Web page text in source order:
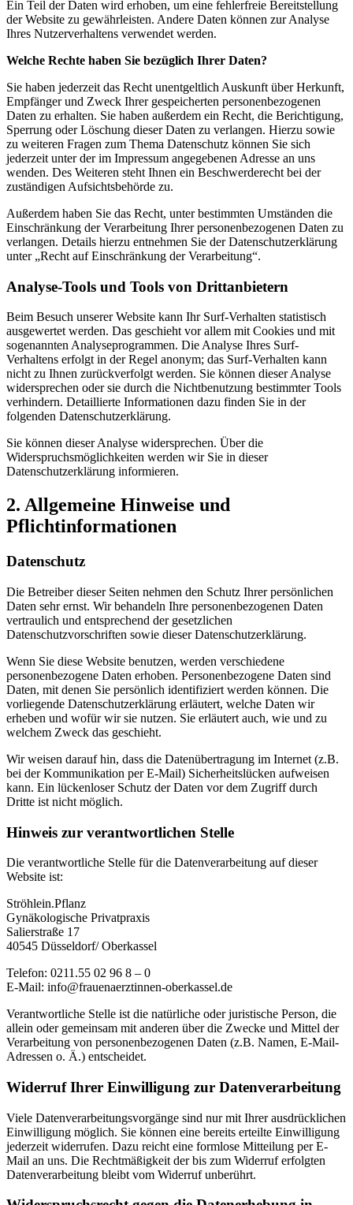
Ein Teil der Daten wird erhoben, um eine fehlerfreie Bereitstellung
der Website zu gewährleisten. Andere Daten können zur Analyse
Ihres Nutzerverhaltens verwendet werden.
Welche Rechte haben Sie bezüglich Ihrer Daten?
Sie haben jederzeit das Recht unentgeltlich Auskunft über Herkunft,
Empfänger und Zweck Ihrer gespeicherten personenbezogenen
Daten zu erhalten. Sie haben außerdem ein Recht, die Berichtigung,
Sperrung oder Löschung dieser Daten zu verlangen. Hierzu sowie
zu weiteren Fragen zum Thema Datenschutz können Sie sich
jederzeit unter der im Impressum angegebenen Adresse an uns
wenden. Des Weiteren steht Ihnen ein Beschwerderecht bei der
zuständigen Aufsichtsbehörde zu.
Außerdem haben Sie das Recht, unter bestimmten Umständen die
Einschränkung der Verarbeitung Ihrer personenbezogenen Daten zu
verlangen. Details hierzu entnehmen Sie der Datenschutzerklärung
unter „Recht auf Einschränkung der Verarbeitung“.
Analyse-Tools und Tools von Drittanbietern
Beim Besuch unserer Website kann Ihr Surf-Verhalten statistisch
ausgewertet werden. Das geschieht vor allem mit Cookies und mit
sogenannten Analyseprogrammen. Die Analyse Ihres Surf-
Verhaltens erfolgt in der Regel anonym; das Surf-Verhalten kann
nicht zu Ihnen zurückverfolgt werden. Sie können dieser Analyse
widersprechen oder sie durch die Nichtbenutzung bestimmter Tools
verhindern. Detaillierte Informationen dazu finden Sie in der
folgenden Datenschutzerklärung.
Sie können dieser Analyse widersprechen. Über die
Widerspruchsmöglichkeiten werden wir Sie in dieser
Datenschutzerklärung informieren.
2. Allgemeine Hinweise und
Pflichtinformationen
Datenschutz
Die Betreiber dieser Seiten nehmen den Schutz Ihrer persönlichen
Daten sehr ernst. Wir behandeln Ihre personenbezogenen Daten
vertraulich und entsprechend der gesetzlichen
Datenschutzvorschriften sowie dieser Datenschutzerklärung.
Wenn Sie diese Website benutzen, werden verschiedene
personenbezogene Daten erhoben. Personenbezogene Daten sind
Daten, mit denen Sie persönlich identifiziert werden können. Die
vorliegende Datenschutzerklärung erläutert, welche Daten wir
erheben und wofür wir sie nutzen. Sie erläutert auch, wie und zu
welchem Zweck das geschieht.
Wir weisen darauf hin, dass die Datenübertragung im Internet (z.B.
bei der Kommunikation per E-Mail) Sicherheitslücken aufweisen
kann. Ein lückenloser Schutz der Daten vor dem Zugriff durch
Dritte ist nicht möglich.
Hinweis zur verantwortlichen Stelle
Die verantwortliche Stelle für die Datenverarbeitung auf dieser
Website ist:
Ströhlein.Pflanz
Gynäkologische Privatpraxis
Salierstraße 17
40545 Düsseldorf/ Oberkassel
Telefon: 0211.55 02 96 8 – 0
E-Mail: info@frauenaerztinnen-oberkassel.de
Verantwortliche Stelle ist die natürliche oder juristische Person, die
allein oder gemeinsam mit anderen über die Zwecke und Mittel der
Verarbeitung von personenbezogenen Daten (z.B. Namen, E-Mail-
Adressen o. Ä.) entscheidet.
Widerruf Ihrer Einwilligung zur Datenverarbeitung
Viele Datenverarbeitungsvorgänge sind nur mit Ihrer ausdrücklichen
Einwilligung möglich. Sie können eine bereits erteilte Einwilligung
jederzeit widerrufen. Dazu reicht eine formlose Mitteilung per E-
Mail an uns. Die Rechtmäßigkeit der bis zum Widerruf erfolgten
Datenverarbeitung bleibt vom Widerruf unberührt.